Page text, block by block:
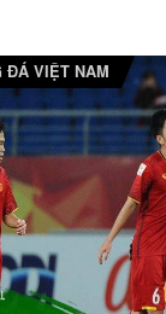
ĐÁ VIỆT NAM